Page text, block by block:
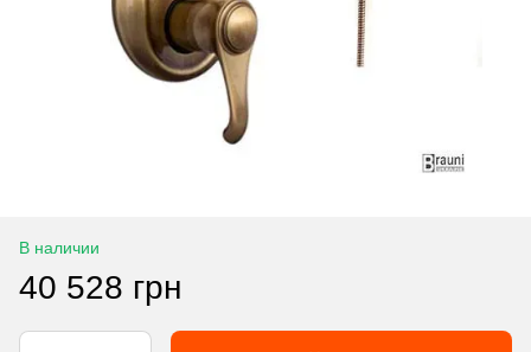
В наличии
40 528 грн